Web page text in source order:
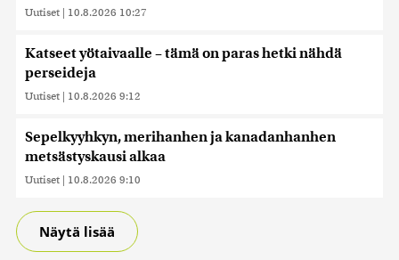
Uutiset | 10.8.2026 10:27
Katseet yötaivaalle – tämä on paras hetki nähdä
perseideja
Uutiset | 10.8.2026 9:12
Sepelkyyhkyn, merihanhen ja kanadanhanhen
metsästyskausi alkaa
Uutiset | 10.8.2026 9:10
Näytä lisää